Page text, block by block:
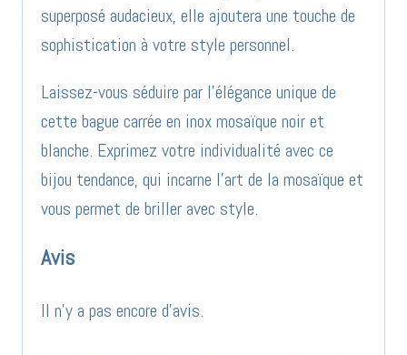
superposé audacieux, elle ajoutera une touche de
sophistication à votre style personnel.
Laissez-vous séduire par l’élégance unique de
cette bague carrée en inox mosaïque noir et
blanche. Exprimez votre individualité avec ce
bijou tendance, qui incarne l’art de la mosaïque et
vous permet de briller avec style.
Avis
Il n’y a pas encore d’avis.